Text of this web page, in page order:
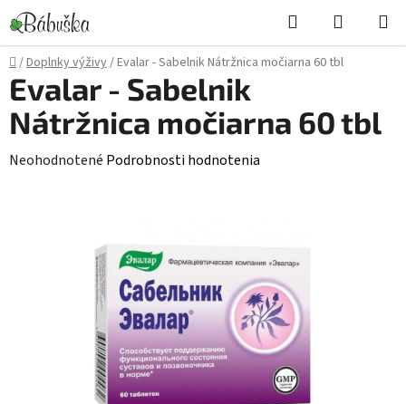
Prejsť
na
obsah
Hľadať
KOŠÍK
Domov
/Doplnky výživy/Evalar - Sabelnik Nátržnica močiarna 60 tbl
Evalar - Sabelnik
Nátržnica močiarna 60 tbl
Priemerné
Neohodnotené Podrobnosti hodnotenia